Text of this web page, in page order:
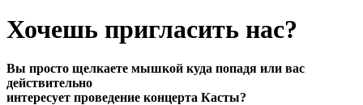
Хочешь пригласить нас?
Вы просто щелкаете мышкой куда попадя или вас
действительно
интересует проведение концерта Касты?